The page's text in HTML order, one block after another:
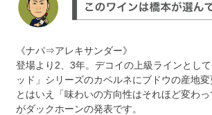
《ナパ⇒アレキサンダー》
登場より2、3年。デコイの上級ラインとし
ッド」シリーズのカベルネにブドウの産地変
とはいえ「味わいの方向性はそれほど変わ
がダックホーンの発表です。